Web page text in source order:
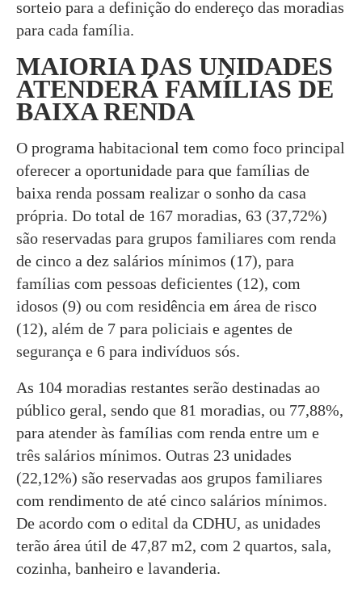
sorteio para a definição do endereço das moradias
para cada família.
MAIORIA DAS UNIDADES
ATENDERÁ FAMÍLIAS DE
BAIXA RENDA
O programa habitacional tem como foco principal
oferecer a oportunidade para que famílias de
baixa renda possam realizar o sonho da casa
própria. Do total de 167 moradias, 63 (37,72%)
são reservadas para grupos familiares com renda
de cinco a dez salários mínimos (17), para
famílias com pessoas deficientes (12), com
idosos (9) ou com residência em área de risco
(12), além de 7 para policiais e agentes de
segurança e 6 para indivíduos sós.
As 104 moradias restantes serão destinadas ao
público geral, sendo que 81 moradias, ou 77,88%,
para atender às famílias com renda entre um e
três salários mínimos. Outras 23 unidades
(22,12%) são reservadas aos grupos familiares
com rendimento de até cinco salários mínimos.
De acordo com o edital da CDHU, as unidades
terão área útil de 47,87 m2, com 2 quartos, sala,
cozinha, banheiro e lavanderia.